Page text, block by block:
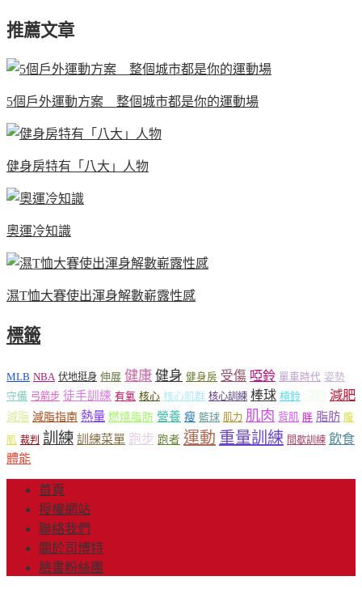
推薦文章
5個戶外運動方案 整個城市都是你的運動場
健身房特有「八大」人物
奧運冷知識
濕T恤大賽使出渾身解數嶄露性感
標籤
MLB NBA 伏地挺身 伸展 健康 健身 健身房 受傷 啞鈴 單車時代 姿勢
守備 弓箭步 徒手訓練 有氧 核心 核心肌群 核心訓練 棒球 槓鈴 減肥
減脂 減脂指南 熱量 燃燒脂肪 營養 瘦 籃球 肌力 肌肉 背肌 胖 脂肪 腹
肌 裁判 訓練 訓練菜單 跑步 跑者 運動 重量訓練 間歇訓練 飲食
體能
首頁
授權網站
聯絡我們
關於司博特
臉書粉絲團